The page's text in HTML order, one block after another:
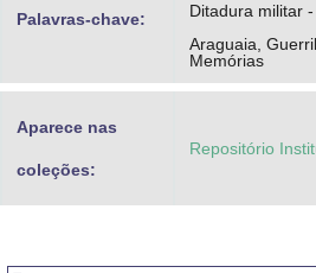
Palavras-chave:
Ditadura militar
Araguaia,
Memórias
Aparece nas
coleções:
Repositório